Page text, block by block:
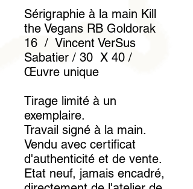
Sérigraphie à la main Kill
the Vegans RB Goldorak
16 / Vincent VerSus
Sabatier / 30 X 40 /
Œuvre unique
Tirage limité à un
exemplaire.
Travail signé à la main.
Vendu avec certificat
d'authenticité et de vente.
Etat neuf, jamais encadré,